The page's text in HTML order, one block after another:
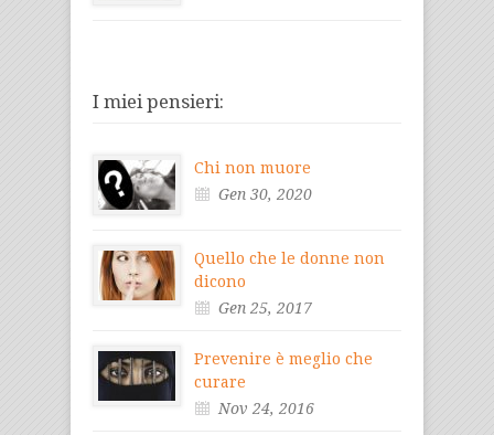
I miei pensieri:
Chi non muore
Gen 30, 2020
Quello che le donne non
dicono
Gen 25, 2017
Prevenire è meglio che
curare
Nov 24, 2016